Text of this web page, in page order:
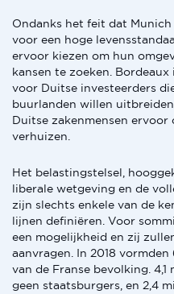
Ondanks het feit dat
voor een hoge
ervoor kiezen om hun
kansen te zoeken.
voor Duitse investeerders
buurlanden willen
Duitse zakenmensen ervoor
verhuizen.
Het belastingstelsel,
liberale wetgeving en de
zijn slechts enkele van de
lijnen definiëren. Voor
een mogelijkheid en zij
aanvragen. In 2018
van de Franse bevolking.
geen staatsburgers, en 2,4